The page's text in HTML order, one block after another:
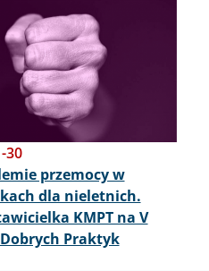
30
przemocy w
dla nieletnich.
KMPT na V
Praktyk